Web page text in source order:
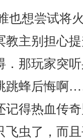
也想尝试将
教主别担心
．那玩家突
跳蜂后悔啊
记得热血传
飞虫了，而